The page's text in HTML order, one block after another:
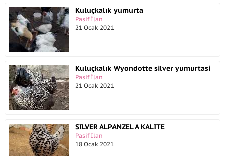
Kuluçkalık yumurta
Pasif İlan
21 Ocak 2021
Kuluçkalık Wyondotte silver yumurtasi
Pasif İlan
21 Ocak 2021
SILVER ALPANZEL A KALITE
Pasif İlan
18 Ocak 2021